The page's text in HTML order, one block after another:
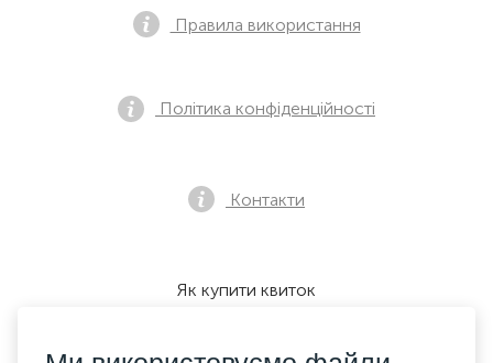
Правила використання
Політика конфіденційності
Контакти
Як купити квиток